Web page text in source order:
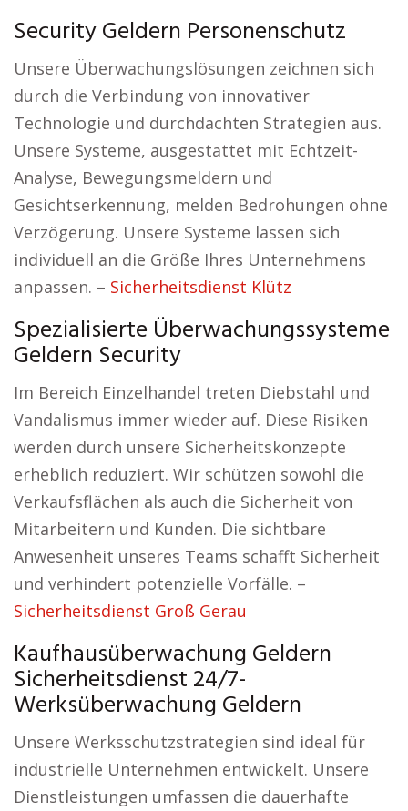
Security Geldern Personenschutz
Unsere Überwachungslösungen zeichnen sich
durch die Verbindung von innovativer
Technologie und durchdachten Strategien aus.
Unsere Systeme, ausgestattet mit Echtzeit-
Analyse, Bewegungsmeldern und
Gesichtserkennung, melden Bedrohungen ohne
Verzögerung. Unsere Systeme lassen sich
individuell an die Größe Ihres Unternehmens
anpassen. – Sicherheitsdienst Klütz
Spezialisierte Überwachungssysteme
Geldern Security
Im Bereich Einzelhandel treten Diebstahl und
Vandalismus immer wieder auf. Diese Risiken
werden durch unsere Sicherheitskonzepte
erheblich reduziert. Wir schützen sowohl die
Verkaufsflächen als auch die Sicherheit von
Mitarbeitern und Kunden. Die sichtbare
Anwesenheit unseres Teams schafft Sicherheit
und verhindert potenzielle Vorfälle. –
Sicherheitsdienst Groß Gerau
Kaufhausüberwachung Geldern
Sicherheitsdienst 24/7-
Werksüberwachung Geldern
Unsere Werksschutzstrategien sind ideal für
industrielle Unternehmen entwickelt. Unsere
Dienstleistungen umfassen die dauerhafte